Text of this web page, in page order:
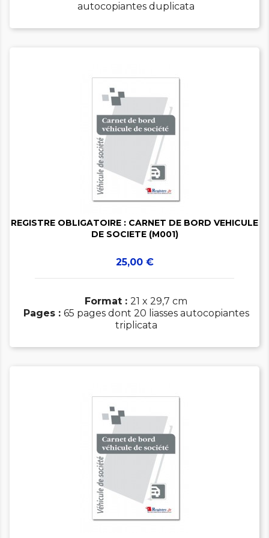
autocopiantes duplicata

REGISTRE OBLIGATOIRE : CARNET DE BORD VEHICULE
DE SOCIETE (M001)
Prix
25,00 €
Format : 21 x 29,7 cm
Pages : 65 pages dont 20 liasses autocopiantes
triplicata
